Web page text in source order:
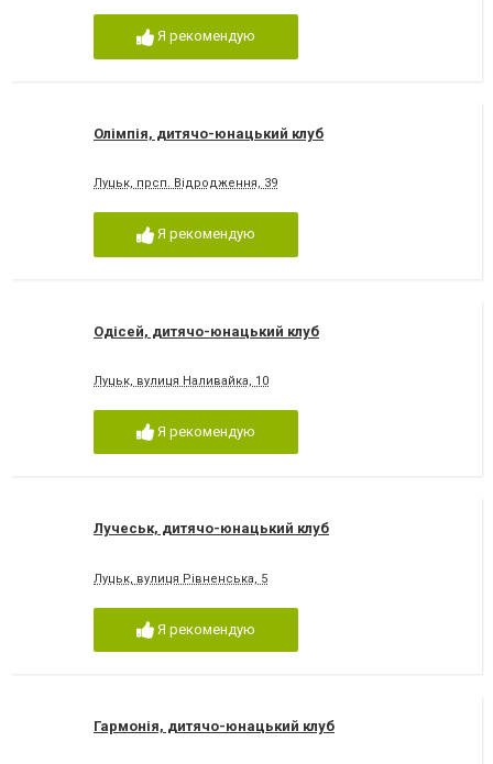
Я рекомендую
Олімпія, дитячо-юнацький клуб
Луцьк, прсп. Відродження, 39
Я рекомендую
Одісей, дитячо-юнацький клуб
Луцьк, вулиця Наливайка, 10
Я рекомендую
Лучеськ, дитячо-юнацький клуб
Луцьк, вулиця Рівненська, 5
Я рекомендую
Гармонія, дитячо-юнацький клуб